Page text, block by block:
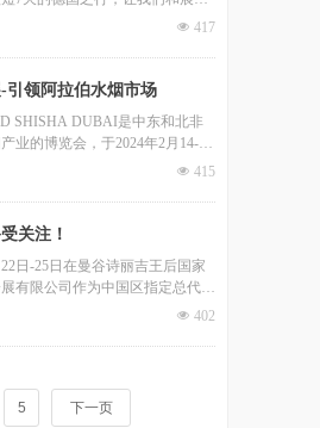
常愉快，回想起来就像发生在昨
넶 417
引领阿拉伯水烟市场
SHISHA DUBAI是中东和北非
业的博览会，于2024年2月14-15
，现场展会热闹非凡，迎接了中
넶 415
关注！
日-25日在曼谷诗丽吉王后国家
有限公司作为中国区指定总代
现场。
넶 402
5 下一页